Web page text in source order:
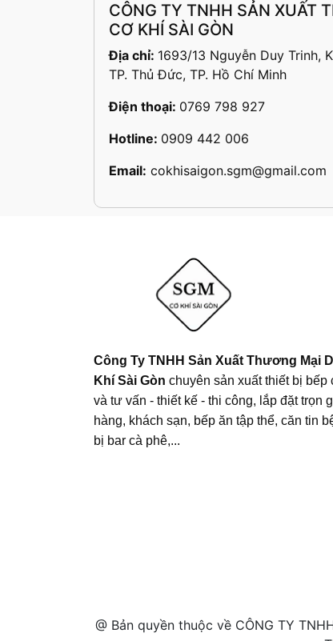
CÔNG TY TNHH SẢN XUẤT
CƠ KHÍ SÀI GÒN
Địa chỉ: 1693/13 Nguyễn Duy Trinh,
TP. Thủ Đức, TP. Hồ Chí Minh
Điện thoại: 0769 798 927
Hotline: 0909 442 006
Email: cokhisaigon.sgm@gmail.com
Công Ty TNHH Sản Xuất Thương Mại
Khí Sài Gòn chuyên sản xuất thiết bị bếp
và tư vấn - thiết kế - thi công, lắp đặt trọn
hàng, khách sạn, bếp ăn tập thể, căn tin
bị bar cà phê,...
@ Bản quyền thuộc về CÔNG TY